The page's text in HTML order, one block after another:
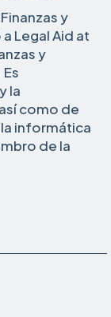
y
Legal Aid at
y
la
como de
informática
de la